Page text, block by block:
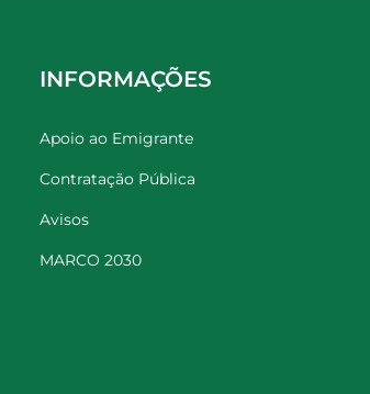
INFORMAÇÕES
Apoio ao Emigrante
Contratação Pública
Avisos
MARCO 2030